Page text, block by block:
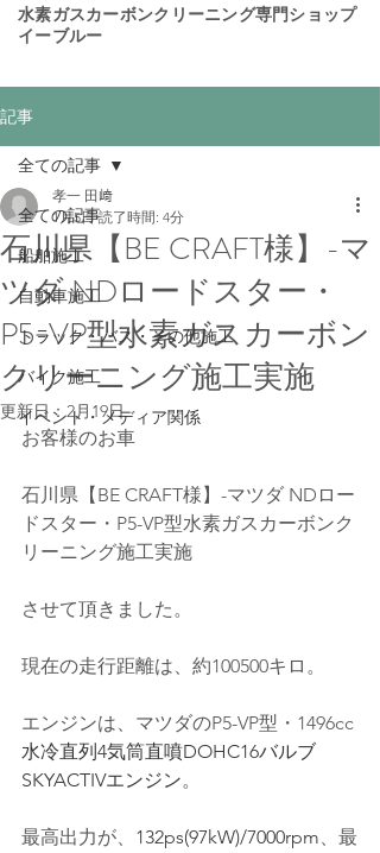
​水素ガスカーボンクリーニング専門ショップ
イーブルー
記事
全ての記事
船舶施工
自動車施工
トラック・バス・その他施工
バイク施工
イベント・メディア関係
全ての記事
石川県【BE CRAFT様】-マ
ツダ NDロードスター・
P5-VP型水素ガスカーボン
クリーニング施工実施
孝一 田﨑
1月5日 読了時間: 4分
更新日：2月19日
お客様のお車
石川県【BE CRAFT様】-マツダ NDロー
ドスター・P5-VP型水素ガスカーボンク
リーニング施工実施
させて頂きました。
現在の走行距離は、約100500キロ。
エンジンは、マツダのP5-VP型 ・1496cc
水冷直列4気筒直噴DOHC16バルブ
SKYACTIVエンジン。
最高出力が、 132ps(97kW)/7000rpm、最